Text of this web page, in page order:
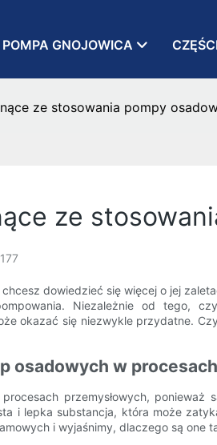
POMPA GNOJOWICA
ze stosowania pompy
ze
177
dowiedzieć się więcej o jej
Niezależnie od tego,
okazać się niezwykle przydatne.
osadowych w
przemysłowych,
i lepka substancja, która może
i wyjaśnimy, dlaczego są one